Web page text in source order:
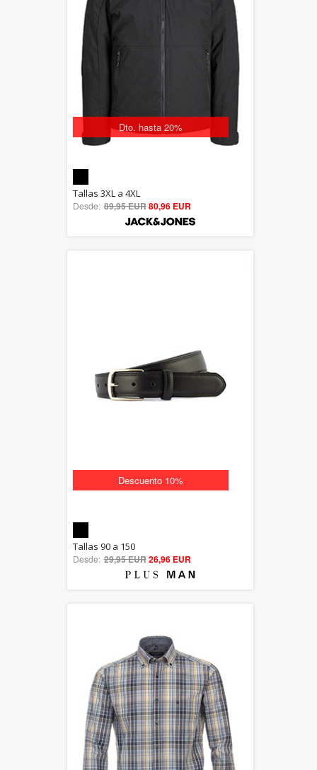
Dto. hasta 20%
5.00
out of 5
Tallas 3XL a 4XL
Desde: 89,95 EUR80,96 EUR
Descuento 10%
5.00
out of 5
Tallas 90 a 150
Desde: 29,95 EUR26,96 EUR